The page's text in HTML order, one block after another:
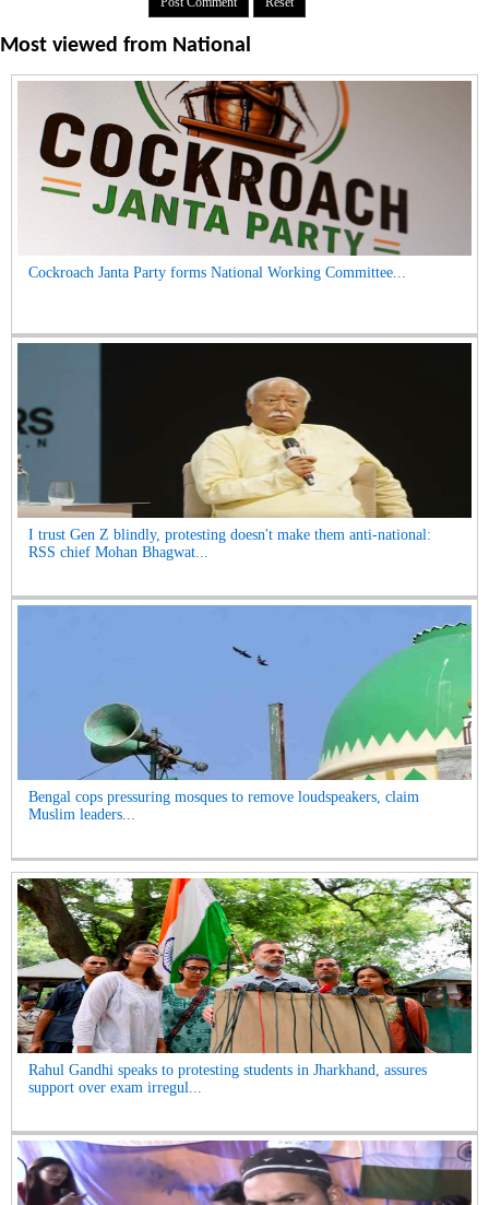
Most viewed from National
Cockroach Janta Party forms National Working Committee...
I trust Gen Z blindly, protesting doesn't make them anti-national:
RSS chief Mohan Bhagwat...
Bengal cops pressuring mosques to remove loudspeakers, claim
Muslim leaders...
Rahul Gandhi speaks to protesting students in Jharkhand, assures
support over exam irregul...